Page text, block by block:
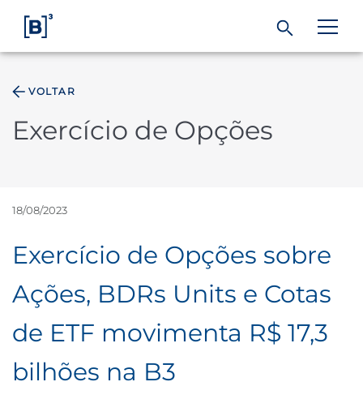
Índices
Soluções
Regulação
VOLTAR
Exercício de Opções
18/08/2023
Exercício de Opções sobre
Ações, BDRs Units e Cotas
de ETF movimenta R$ 17,3
bilhões na B3